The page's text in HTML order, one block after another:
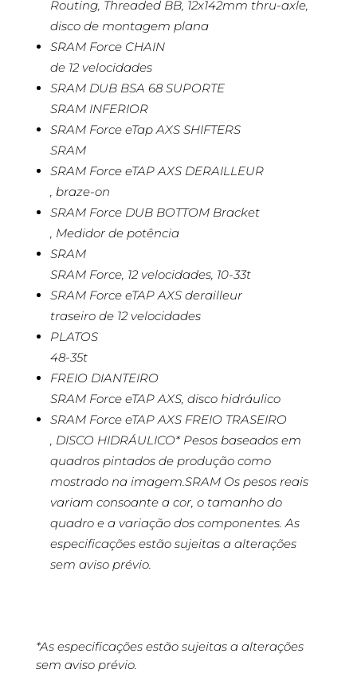
Routing, Threaded BB, 12x142mm thru-axle,
disco de montagem plana
SRAM Force CHAIN
de 12 velocidades
SRAM DUB BSA 68 SUPORTE
SRAM INFERIOR
SRAM Force eTap AXS SHIFTERS
SRAM
SRAM Force eTAP AXS DERAILLEUR
, braze-on
SRAM Force DUB BOTTOM Bracket
, Medidor de potência
SRAM
SRAM Force, 12 velocidades, 10-33t
SRAM Force eTAP AXS derailleur
traseiro de 12 velocidades
PLATOS
48-35t
FREIO DIANTEIRO
SRAM Force eTAP AXS, disco hidráulico
SRAM Force eTAP AXS FREIO TRASEIRO
, DISCO HIDRÁULICO* Pesos baseados em
quadros pintados de produção como
mostrado na imagem.SRAM Os pesos reais
variam consoante a cor, o tamanho do
quadro e a variação dos componentes. As
especificações estão sujeitas a alterações
sem aviso prévio.
*As especificações estão sujeitas a alterações
sem aviso prévio.